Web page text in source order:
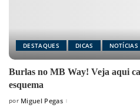
DESTAQUES DICAS NOTÍCIAS
Burlas no MB Way! Veja aqui
esquema
Posted
por Miguel Pegas